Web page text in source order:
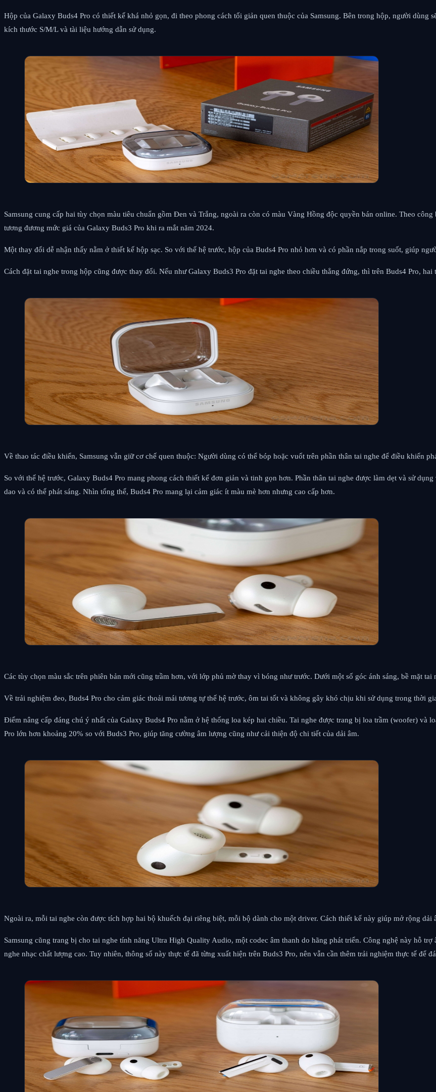
Hộp của Galaxy Buds4 Pro có thiết kế khá nhỏ gọn, đi theo phong cách tối giản quen thuộc của Samsung. Bên trong hộp, người dùng
kích thước S/M/L và tài liệu hướng dẫn sử dụng.
Samsung cung cấp hai tùy chọn màu tiêu chuẩn gồm Đen và Trắng, ngoài ra còn có màu Vàng Hồng độc quyền bán online. Theo
tương đương mức giá của Galaxy Buds3 Pro khi ra mắt năm 2024.
Một thay đổi dễ nhận thấy nằm ở thiết kế hộp sạc. So với thế hệ trước, hộp của Buds4 Pro nhỏ hơn và có phần nắp trong suốt, giúp
Cách đặt tai nghe trong hộp cũng được thay đổi. Nếu như Galaxy Buds3 Pro đặt tai nghe theo chiều thẳng đứng, thì trên Buds4 Pro, hai
Về thao tác điều khiển, Samsung vẫn giữ cơ chế quen thuộc: Người dùng có thể bóp hoặc vuốt trên phần thân tai nghe để điều khiển
So với thế hệ trước, Galaxy Buds4 Pro mang phong cách thiết kế đơn giản và tinh gọn hơn. Phần thân tai nghe được làm dẹt và sử
dao và có thể phát sáng. Nhìn tổng thể, Buds4 Pro mang lại cảm giác ít màu mè hơn nhưng cao cấp hơn.
Các tùy chọn màu sắc trên phiên bản mới cũng trầm hơn, với lớp phủ mờ thay vì bóng như trước. Dưới một số góc ánh sáng, bề mặt
Về trải nghiệm đeo, Buds4 Pro cho cảm giác thoải mái tương tự thế hệ trước, ôm tai tốt và không gây khó chịu khi sử dụng trong thời
Điểm nâng cấp đáng chú ý nhất của Galaxy Buds4 Pro nằm ở hệ thống loa kép hai chiều. Tai nghe được trang bị loa trầm (woofer) và
Pro lớn hơn khoảng 20% so với Buds3 Pro, giúp tăng cường âm lượng cũng như cải thiện độ chi tiết của dải âm.
Ngoài ra, mỗi tai nghe còn được tích hợp hai bộ khuếch đại riêng biệt, mỗi bộ dành cho một driver. Cách thiết kế này giúp mở rộng
Samsung cũng trang bị cho tai nghe tính năng Ultra High Quality Audio, một codec âm thanh do hãng phát triển. Công nghệ này hỗ
nghe nhạc chất lượng cao. Tuy nhiên, thông số này thực tế đã từng xuất hiện trên Buds3 Pro, nên vẫn cần thêm trải nghiệm thực tế để